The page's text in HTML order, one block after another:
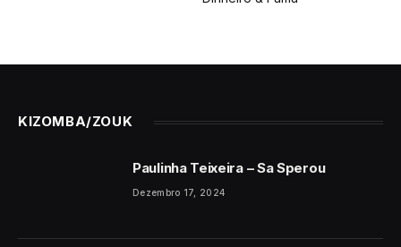
KIZOMBA/ZOUK
Paulinha Teixeira – Sa Sperou
Dezembro 17, 2024